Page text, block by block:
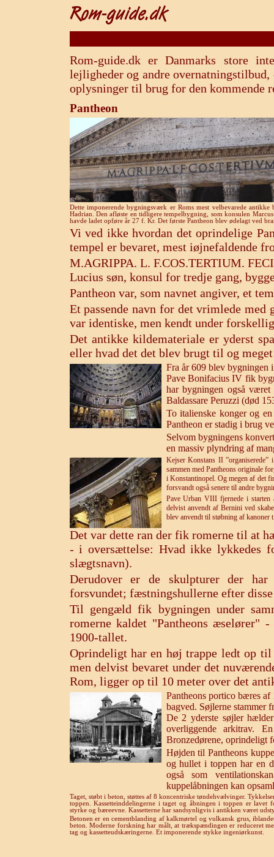
Rom-guide.dk er Danmarks store
lejligheder og andre
oplysninger til brug for den kommende
Pantheon
Dette imponerende bygningsværk er Roms mest velbevarede
Hadrian. Den afløste en tidligere tempelbygning, som konsulen
havde ladet opføre år 27 f. Kr. Det første Pantheon blev ødelagt ved
Vi ved ikke hvordan det oprindelige
tempel er bevaret, mest iøjnefaldende
M.AGRIPPA. L. F.COS.TERTIUM.
Lucius søn, konsul for tredje gang,
Pantheon var, som navnet angiver, et
Et passende navn for det vrimlede
var identiske, men kendt under
Det antikke kildemateriale er yderst
eller hvad det det blev brugt til og
Fra år 609 blev bygningen
Pave Bonifacius IV fik
har bygningen også
Baldassare Peruzzi (død
To italienske konger og
Pantheon er stadig i brug
Selvom bygningens
en massiv plyndring af
Kejser Konstans II
sammen med Pantheons originale
i Konstantinopel. Og megen af det
forsvandt også senere til andre
Pave Urban VIII fjernede i starten
delvist anvendt af Bernini ved
blev anvendt til støbning af kanoner
Det var dette ran der fik romerne til at
- i oversættelse: Hvad ikke lykkedes
slægtsnavn).
Derudover er de skulpturer der har
forsvundet; fæstningshullerne efter
Til gengæld fik bygningen under
romerne kaldet "Pantheons æselører"
1900-tallet.
Oprindeligt har en høj trappe ledt op
men delvist bevaret under det
Rom, ligger op til 10 meter over det
Pantheons portico bæres
bagved. Søjlerne stammer
De 2 yderste søjler
overliggende arkitrav.
Bronzedørene, oprindeligt
Højden til Pantheons
og hullet i toppen har en
også som
kuppelåbningen kan
Taget, støbt i beton, støttes af 8 koncentriske tøndehvælvinger.
toppen. Kassetteinddelingerne i taget og åbningen i toppen er
styrke og bæreevne. Kassetterne har sandsynligvis i antikken været
Betonen er en cementblanding af kalkmørtel og vulkansk grus,
beton. Moderne forskning har målt, at trækspændingen er reduceret
tag og kassetteudskæringerne. Et imponerende stykke ingeniørkunst.